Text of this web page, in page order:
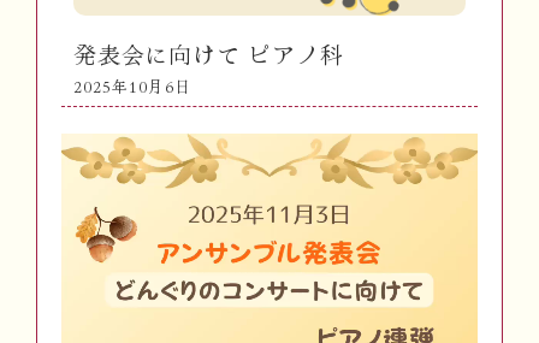
発表会に向けて ピアノ科
2025年10月6日
動